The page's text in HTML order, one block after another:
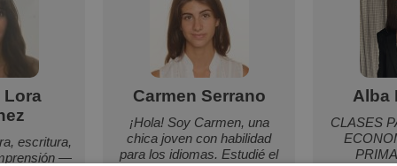
Lora
escritura,
—
Carmen Serrano
¡Hola! Soy Carmen, una
chica joven con habilidad
para los idiomas. Estudié el
Alba
CLASES